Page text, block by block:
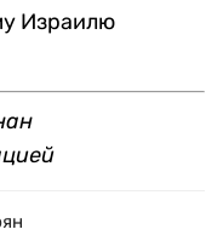
Израилю